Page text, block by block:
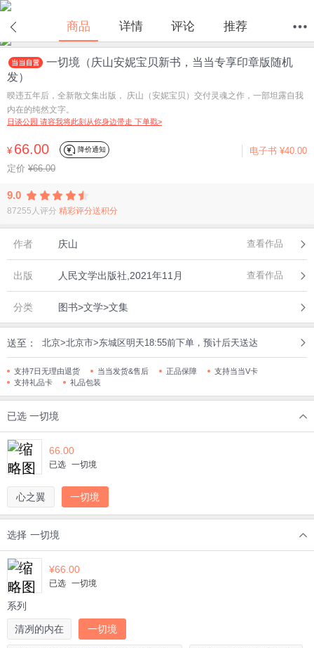
商品 详情 评论 推荐
首页 分类 值得买 购物车 我的当当
一切境（庆山安妮宝贝新书，当当专享印章版随机
发）
暌违五年后，全新散文集出版， 庆山（安妮宝贝）交付灵魂之作，一部坦露自我
内在的纯然文字。
日谈公园 请容我将此刻从你身边带走 下单戳>
¥ 66.00 降价通知 电子书 ¥40.00
定价 ¥66.00
9.0
87255人评分 精彩评分送积分
作者 庆山 查看作品
出版 人民文学出版社,2021年11月 查看作品
分类 图书>文学>文集
送至： 北京>北京市>东城区明天18:55前下单，预计后天送达
支持7日无理由退货 当当发货&售后 正品保障
支持当当V卡
支持礼品卡
礼品包装
已选 一切境
66.00
已选 一切境
心之翼 一切境
选择 一切境
¥66.00
已选 一切境
系列
清冽的内在 一切境